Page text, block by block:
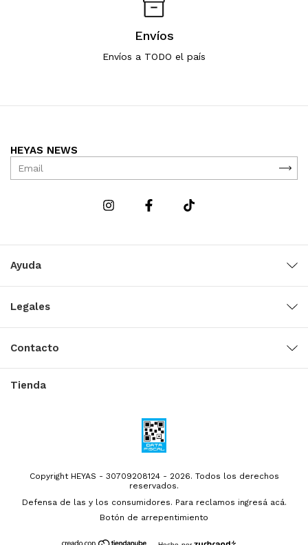
Envíos
Envíos a TODO el país
HEYAS NEWS
Ayuda
Legales
Contacto
Tienda
Copyright HEYAS - 30709208124 - 2026. Todos los derechos
reservados.
Defensa de las y los consumidores. Para reclamos ingresá acá.
Botón de arrepentimiento